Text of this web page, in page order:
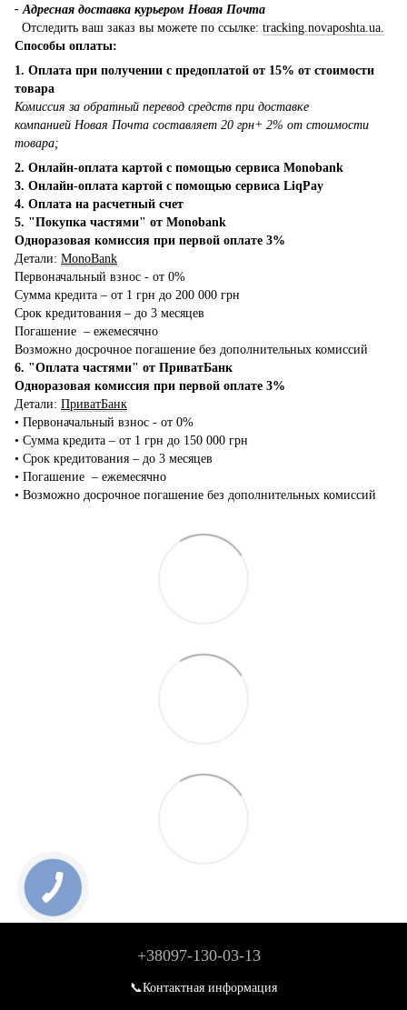
- Адресная доставка курьером Новая Почта
Отследить ваш заказ вы можете по ссылке: tracking.novaposhta.ua.
Способы оплаты:
1. Оплата при получении с предоплатой от 15% от стоимости
товара
Комиссия за обратный перевод средств при доставке
компанией Новая Почта составляет 20 грн+ 2% от стоимости
товара;
2. Онлайн-оплата картой с помощью сервиса Monobank
3. Онлайн-оплата картой с помощью сервиса LiqPay
4. Оплата на расчетный счет
5. "Покупка частями" от Monobank
Одноразовая комиссия при первой оплате 3%
Детали: MonoBank
Первоначальный взнос - от 0%
Сумма кредита – от 1 грн до 200 000 грн
Срок кредитования – до 3 месяцев
Погашение – ежемесячно
Возможно досрочное погашение без дополнительных комиссий
6. "Оплата частями" от ПриватБанк
Одноразовая комиссия при первой оплате 3%
Детали: ПриватБанк
•‎ Первоначальный взнос - от 0%
•‎ Сумма кредита – от 1 грн до 150 000 грн
•‎ Срок кредитования – до 3 месяцев
•‎ Погашение – ежемесячно
•‎ Возможно досрочное погашение без дополнительных комиссий
+38097-130-03-13
📞Контактная информация